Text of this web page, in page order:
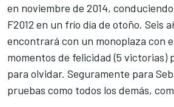
en noviembre de 2014,
F2012 en un frío día de otoño. Seis
encontrará con un monoplaza con
momentos de felicidad (5 victorias)
para olvidar. Seguramente para
pruebas como todos los demás,